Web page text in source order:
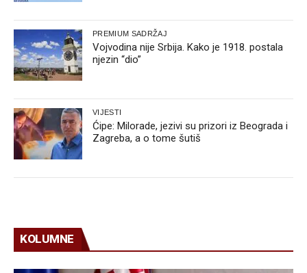
PREMIUM SADRŽAJ
Vojvodina nije Srbija. Kako je 1918. postala
njezin “dio”
VIJESTI
Ćipe: Milorade, jezivi su prizori iz Beograda i
Zagreba, a o tome šutiš
KOLUMNE